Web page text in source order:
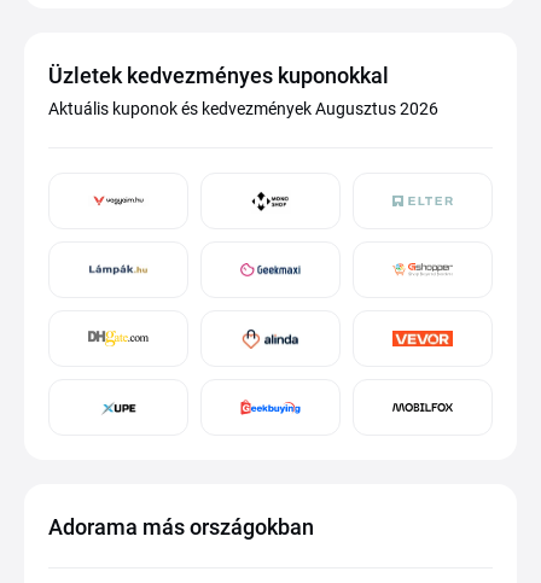
Üzletek kedvezményes kuponokkal
Aktuális kuponok és kedvezmények Augusztus 2026
Adorama más országokban